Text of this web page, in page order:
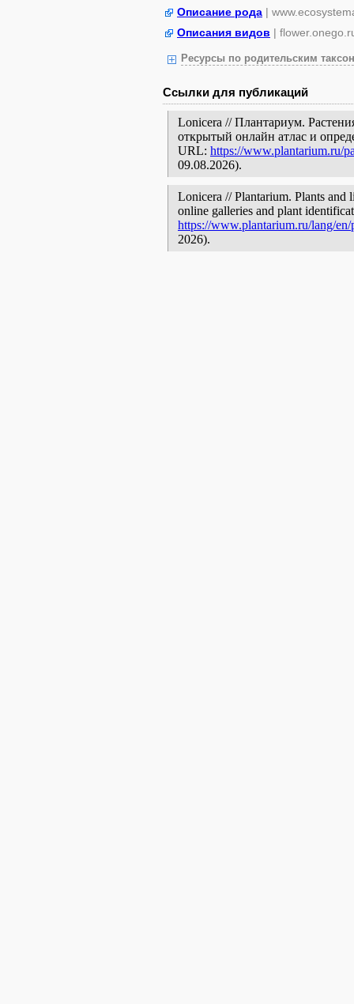
Описание рода |
Описания видов |
Ресурсы по родительским
Ссылки для публикаций
Lonicera // Плантариум.
открытый онлайн атлас и
URL: https://www.plantarium.ru/
09.08.2026).
Lonicera // Plantarium. Plants and
online galleries and plant
https://www.plantarium.ru/lang/
2026).